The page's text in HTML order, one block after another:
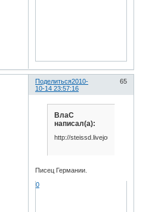
Поделиться 65
2010-
10-14 23:57:16
ВлаС
написал(а):
http://steissd.livejournal.com/
Писец Германии.
0